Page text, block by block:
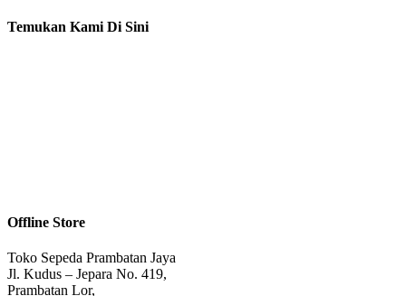
Temukan Kami Di Sini
Offline Store
Toko Sepeda Prambatan Jaya
Jl. Kudus – Jepara No. 419,
Prambatan Lor,